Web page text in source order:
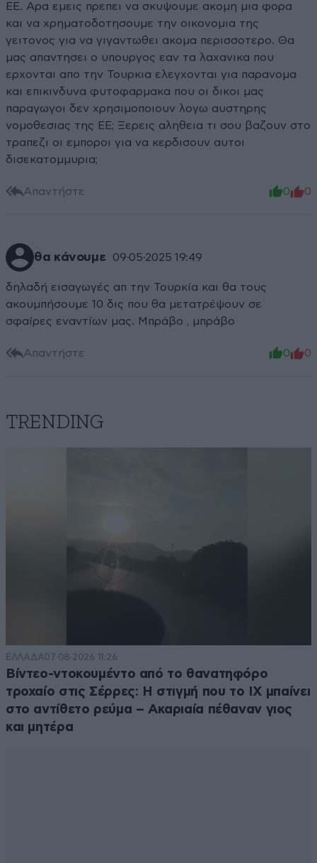
ΕΕ. Αρα εμεις πρεπει να σκυψουμε ακομη μια φορα
και να χρηματοδοτησουμε την οικονομια της
γειτονος για να γιγαντωθει ακομα περισσοτερο. Θα
μας απαντησει ο υπουργος εαν τα λαχανικα που
ερχονται απο την Τουρκια ελεγχονται για παρανομα
και επικινδυνα φυτοφαρμακα που οι δικοι μας
παραγωγοι δεν χρησιμοποιουν λογω αυστηρης
νομοθεσιας της ΕΕ; Ξερεις αληθεια τι σου βαζουν στο
τραπεζι οι εμποροι για να κερδισουν αυτοι
δισεκατομμυρια;
Απαντήστε 0 0
θα κάνουμε 09·05·2025 19:49
δηλαδή εισαγωγές απ την Τουρκία και θα τους
ακουμπήσουμε 10 δις που θα μετατρέψουν σε
σφαίρες εναντίων μας. Μπράβο , μπράβο
Απαντήστε 0 0
TRENDING
ΕΛΛΑΔΑ07·08·2026 11:26
Βίντεο-ντοκουμέντο από το θανατηφόρο
τροχαίο στις Σέρρες: Η στιγμή που το ΙΧ μπαίνει
στο αντίθετο ρεύμα – Ακαριαία πέθαναν γιος
και μητέρα